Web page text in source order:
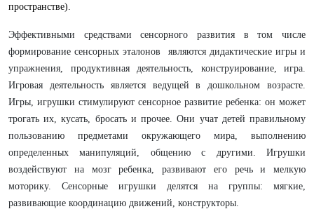
пространстве).
Эффективными средствами сенсорного развития в том числе
формирование сенсорных эталонов являются дидактические игры и
упражнения, продуктивная деятельность, конструирование, игра.
Игровая деятельность является ведущей в дошкольном возрасте.
Игры, игрушки стимулируют сенсорное развитие ребенка: он может
трогать их, кусать, бросать и прочее. Они учат детей правильному
пользованию предметами окружающего мира, выполнению
определенных манипуляций, общению с другими. Игрушки
воздействуют на мозг ребенка, развивают его речь и мелкую
моторику. Сенсорные игрушки делятся на группы: мягкие,
развивающие координацию движений, конструкторы.